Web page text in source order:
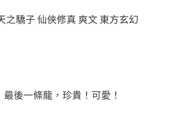
之驕子 仙俠修真 爽文 東方玄幻
後一條龍，珍貴！可愛！